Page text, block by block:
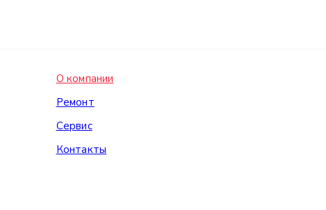
О компании
Ремонт
Сервис
Контакты